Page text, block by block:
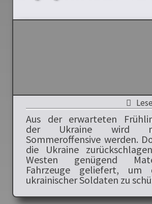
Aus der erwarteten
der Ukraine wird
Sommeroffensive werden.
die Ukraine
Westen genügend
Fahrzeuge geliefert, um
ukrainischer Soldaten zu